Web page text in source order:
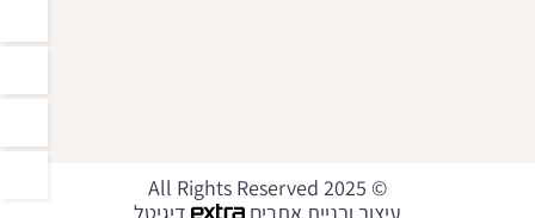
© 2025 All Rights Reserved